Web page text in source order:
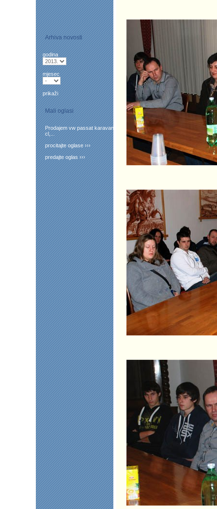
Arhiva novosti
godina
mjesec
prikaži
Mali oglasi
Prodajem vw passat karavan
cl,...
procitajte oglase ›››
predajte oglas ›››